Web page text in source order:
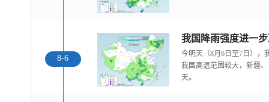
8-6
今明天（8月6日至7日），
我国高温范围较大，新疆
天。